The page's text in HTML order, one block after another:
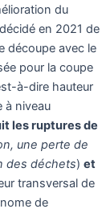
du
en 2021 de
découpe avec le
pour la coupe
à-dire hauteur
à niveau
les ruptures de
une perte de
des déchets) et
transversal de
de